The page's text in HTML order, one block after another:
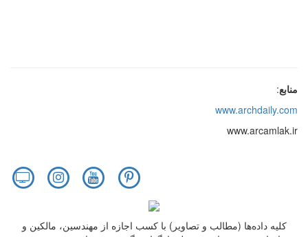
منابع:
www.archdaily.com
www.arcamlak.ir
کلیه داده‌ها (مطالب و تصاویر) با کسب اجازه از مهندسین، مالکین و